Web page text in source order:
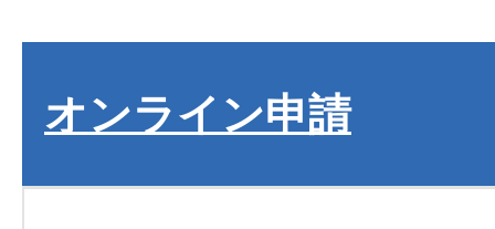
オンライン申請